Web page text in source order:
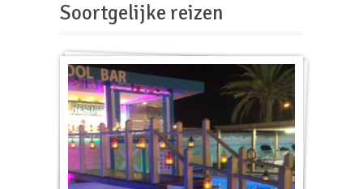
Soortgelijke reizen